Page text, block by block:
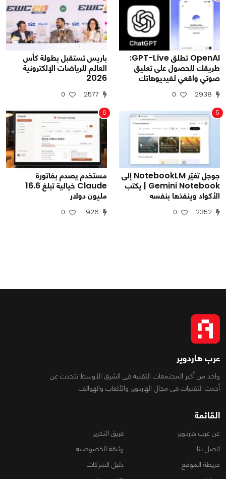
OpenAI تطلق GPT-Live:
طريقك للحصول على تعليق
صوتي واقعي لفيديوهاتك
2938
0
باريس تستقبل بطولة كأس
العالم للرياضات الإلكترونية
2026
2577
0
5
جوجل تغيّر NotebookLM إلى
Gemini Notebook | يكتب
الأكواد وينفذها بنفسه
2352
0
6
مستخدم يصدم بفاتورة
Claude خيالية تبلغ 16.6
مليون دولار
1926
0
عرب هاردوير
واحد من أكبر المجتمعات التقنية فى الشرق الأوسط تتحدث عن
أحدث التقنيات فى مجال الهاردوير والألعاب والهواتف
القائمة
عن عرب هاردوير
فريق التحرير
اتصل بنا
وثيقة الخصوصية
خريطة الموقع
دليل الشركات